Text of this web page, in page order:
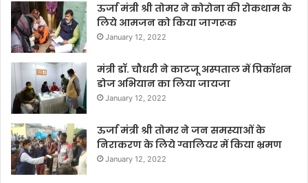
ऊर्जा मंत्री श्री तोमर ने कोरोना की रोकथाम के
लिये आमजन को किया जागरूक
January 12, 2022
मंत्री डॉ. चौधरी ने काटजू अस्पताल में प्रिकॉशन
डोज अभियान का लिया जायजा
January 12, 2022
ऊर्जा मंत्री श्री तोमर ने जन समस्याओं के
निराकरण के लिये ग्वालियर में किया भ्रमण
January 12, 2022